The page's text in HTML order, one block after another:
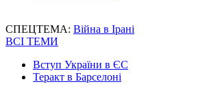
СПЕЦТЕМА: Війна в Ірані
ВСІ ТЕМИ
Вступ України в ЄС
Теракт в Барселоні